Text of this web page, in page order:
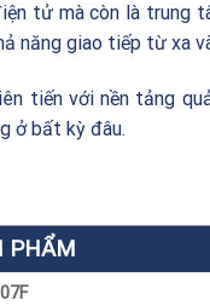
tử mà còn là trung
năng giao tiếp từ xa
tiến với nền tảng
ở bất kỳ đâu.
PHẨM